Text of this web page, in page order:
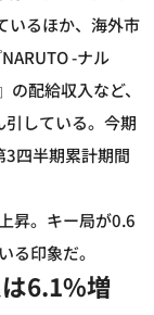
いるほか、海外市
-ナル
配給収入など、
している。今期
3四半期累計期間
昇。キー局が0.6
る印象だ。
6.1%増